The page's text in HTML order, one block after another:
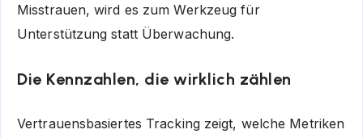
Misstrauen, wird es zum Werkzeug für
Unterstützung statt Überwachung.
Die Kennzahlen, die wirklich zählen
Vertrauensbasiertes Tracking zeigt, welche Metriken